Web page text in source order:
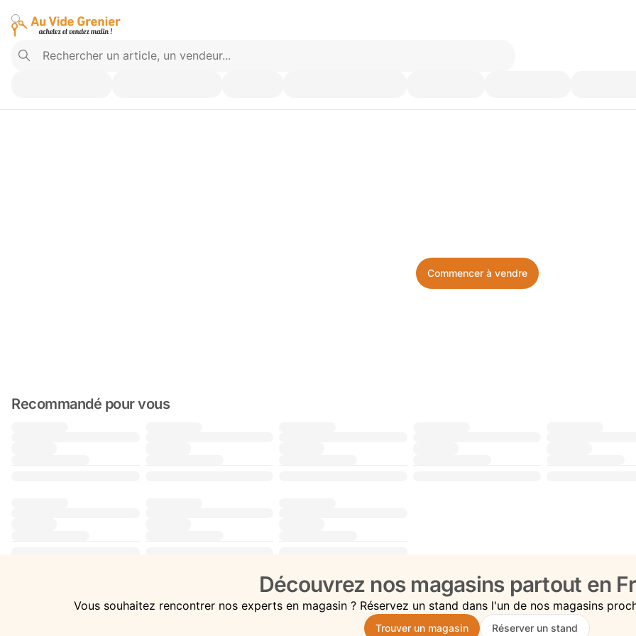
Commencer à vendre
Recommandé pour vous
Découvrez nos magasins partout en
Vous souhaitez rencontrer nos experts en magasin ? Réservez un stand dans l'un de nos magasins
Trouver un magasin Réserver un stand